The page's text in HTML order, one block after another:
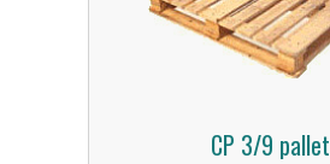
CP 3/9 pallet